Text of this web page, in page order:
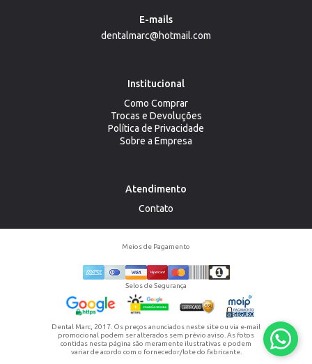
E-mails
dentalmarc@hotmail.com
Institucional
Como Comprar
Trocas e Devoluções
Política de Privacidade
Sobre a Empresa
Atendimento
Contato
Meios de Pagamento
Selos de Segurança
Dental Marc, 2017. Os preços anunciados neste site ou via e-mail
promocional podem ser alterados sem prévio aviso. As fotos
contidas nesta página são meramente ilustrativas e podem
variar de acordo com o fornecedor/lote do fabricante.